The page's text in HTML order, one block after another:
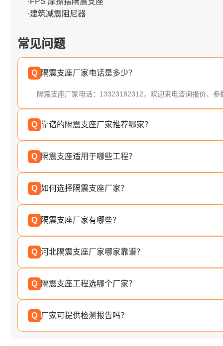
·建筑减震阻尼器
常见问题
Q 隔震支座厂家电话是多少？
隔震支座厂家电话：13323182312，欢迎来电咨询报价、参
Q 靠谱的隔震支座厂家推荐哪家？
Q 隔震支座适用于哪些工程？
Q 如何选择隔震支座厂家？
Q 隔震支座厂家有哪些？
Q 河北隔震支座厂家哪家靠谱？
Q 隔震支座工程选哪个厂家？
Q 厂家可提供检测报告吗？